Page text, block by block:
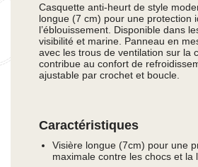
Casquette anti-heurt de style
longue (7 cm) pour une protection
l’éblouissement. Disponible dans
visibilité et marine. Panneau en
avec les trous de ventilation sur la
contribue au confort de
ajustable par crochet et boucle.
Caractéristiques
Visière longue (7cm) pour une
maximale contre les chocs et la